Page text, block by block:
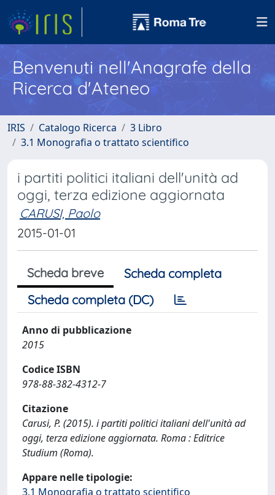
Benvenuti nell'Anagrafe della
Ricerca d'Ateneo
IRIS Catalogo Ricerca
3 Libro
3.1 Monografia o trattato scientifico
i partiti politici italiani dell'unità ad
oggi, terza edizione aggiornata
CARUSI, Paolo
2015-01-01
Scheda breve
Scheda completa
Scheda completa (DC)
Anno di pubblicazione
2015
Codice ISBN
978-88-382-4312-7
Citazione
Carusi, P. (2015). i partiti politici italiani dell'unità ad
oggi, terza edizione aggiornata. Roma : Editrice
Studium (Roma).
Appare nelle tipologie:
3.1 Monografia o trattato scientifico